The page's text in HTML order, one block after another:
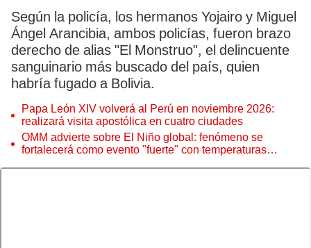
Según la policía, los hermanos Yojairo y Miguel
Ángel Arancibia, ambos policías, fueron brazo
derecho de alias "El Monstruo", el delincuente
sanguinario más buscado del país, quien
habría fugado a Bolivia.
Papa León XIV volverá al Perú en noviembre 2026:
realizará visita apostólica en cuatro ciudades
OMM advierte sobre El Niño global: fenómeno se
fortalecerá como evento "fuerte" con temperaturas